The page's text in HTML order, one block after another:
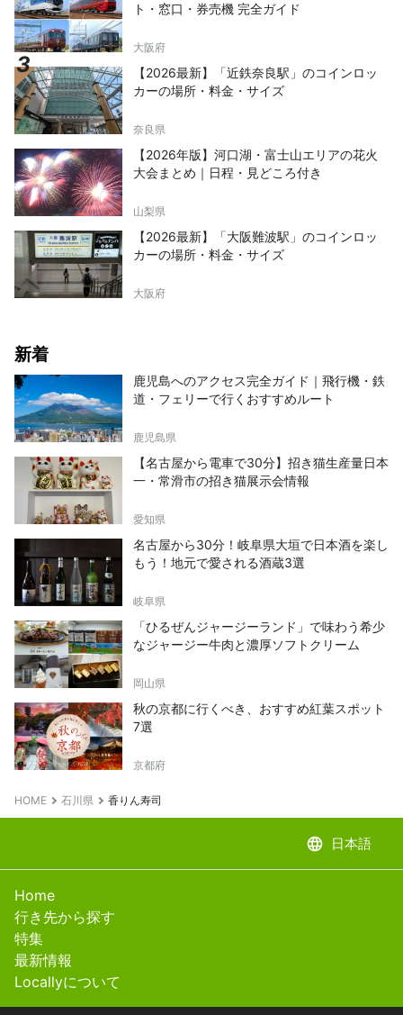
ト・窓口・券売機 完全ガイド
大阪府
【2026最新】「近鉄奈良駅」のコインロッ
カーの場所・料金・サイズ
奈良県
【2026年版】河口湖・富士山エリアの花火
大会まとめ｜日程・見どころ付き
山梨県
【2026最新】「大阪難波駅」のコインロッ
カーの場所・料金・サイズ
大阪府
新着
鹿児島へのアクセス完全ガイド｜飛行機・鉄
道・フェリーで行くおすすめルート
鹿児島県
【名古屋から電車で30分】招き猫生産量日本
一・常滑市の招き猫展示会情報
愛知県
名古屋から30分！岐阜県大垣で日本酒を楽し
もう！地元で愛される酒蔵3選
岐阜県
「ひるぜんジャージーランド」で味わう希少
なジャージー牛肉と濃厚ソフトクリーム
岡山県
秋の京都に行くべき、おすすめ紅葉スポット
7選
京都府
HOME 石川県 香りん寿司
language 日本語
Home
行き先から探す
特集
最新情報
Locallyについて